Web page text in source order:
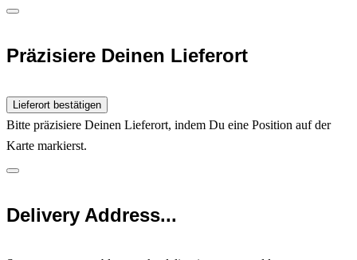
Präzisiere Deinen Lieferort
Lieferort bestätigen
Bitte präzisiere Deinen Lieferort, indem Du eine Position auf der
Karte markierst.
Delivery Address...